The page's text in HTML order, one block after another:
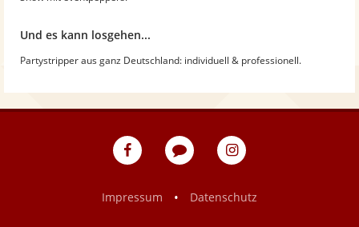
Und es kann losgehen...
Partystripper aus ganz Deutschland: individuell & professionell.
eventpeppers
Blog
eventpeppers
Impressum
• Datenschutz